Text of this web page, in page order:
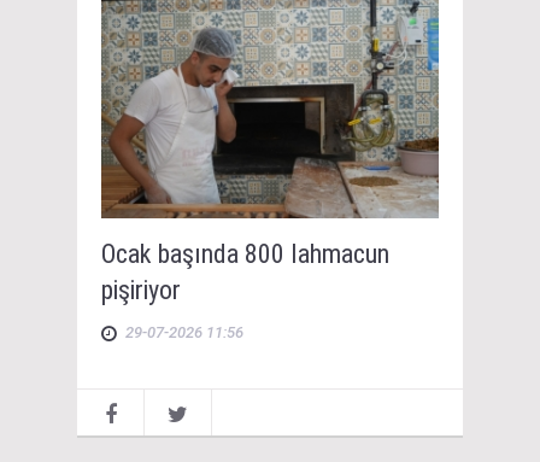
Ocak başında 800 lahmacun
pişiriyor
29-07-2026 11:56